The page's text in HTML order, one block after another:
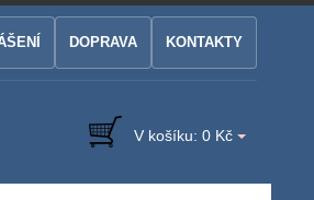
DOPRAVA KONTAKTY
V košíku: 0 Kč